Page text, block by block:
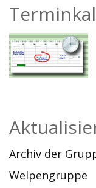
Archiv der
Welpengruppe